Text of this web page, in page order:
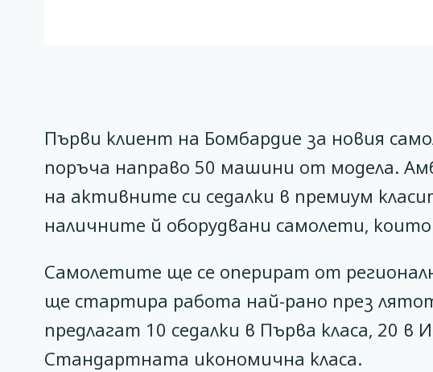
Първи клиент на Бомбардие за новия
поръча направо 50 машини от модела.
на активните си седалки в премиум
наличните й оборудвани самолети,
Самолетите ще се оперират от
ще стартира работа най-рано през
предлагат 10 седалки в Първа класа, 20 в
Стандартната икономична класа.